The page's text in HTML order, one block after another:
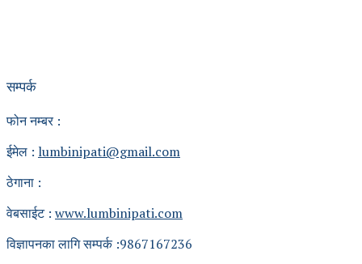
सम्पर्क
फोन नम्बर :
ईमेल : lumbinipati@gmail.com
ठेगाना :
वेबसाईट : www.lumbinipati.com
विज्ञापनका लागि सम्पर्क :9867167236